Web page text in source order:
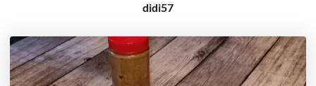
didi57